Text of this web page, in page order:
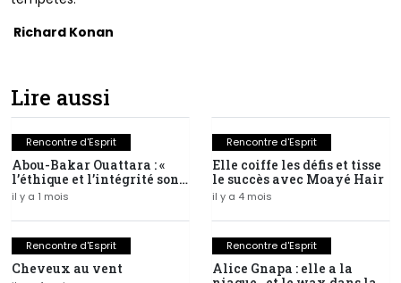
Richard Konan
Lire aussi
Rencontre d'Esprit
Abou-Bakar Ouattara : «
l’éthique et l’intégrité sont
les fondations d’une
réussite durable »
il y a 1 mois
Rencontre d'Esprit
Elle coiffe les défis et tisse
le succès avec Moayé Hair
il y a 4 mois
Rencontre d'Esprit
Cheveux au vent
Rencontre d'Esprit
Alice Gnapa : elle a la